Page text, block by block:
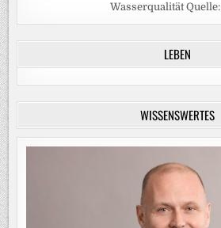
Wasserqualität
LEBEN
WISSENSWERTES